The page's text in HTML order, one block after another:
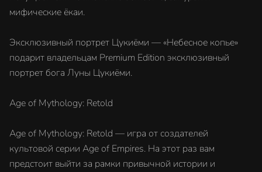
мифические ёкаи.
Эксклюзивный портрет Цукиёми — «Небесное копье»
подарит владельцам Premium Edition эксклюзивный
портрет бога Луны Цукиёми.
Age of Mythology: Retold
Age of Mythology: Retold — игра от создателей
культовой серии Age of Empires. На этот раз вам
предстоит выйти за рамки привычной истории и